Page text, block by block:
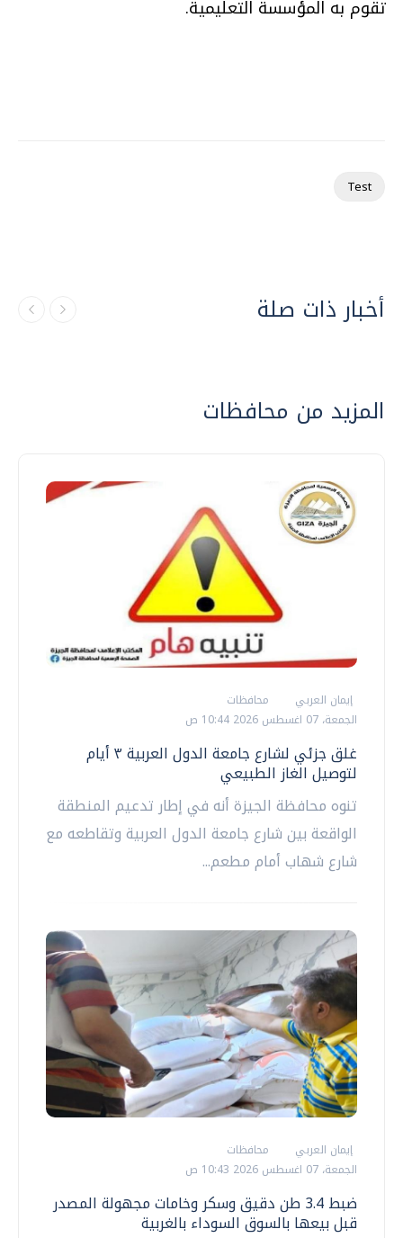
تقوم به المؤسسة التعليمية.
Test
أخبار ذات صلة
المزيد من محافظات
إيمان العربي
محافظات
الجمعة، 07 اغسطس 2026 10:44 ص
غلق جزئي لشارع جامعة الدول العربية ٣ أيام
لتوصيل الغاز الطبيعي
تنوه محافظة الجيزة أنه في إطار تدعيم المنطقة
الواقعة بين شارع جامعة الدول العربية وتقاطعه مع
شارع شهاب أمام مطعم...
إيمان العربي
محافظات
الجمعة، 07 اغسطس 2026 10:43 ص
ضبط 3.4 طن دقيق وسكر وخامات مجهولة المصدر
قبل بيعها بالسوق السوداء بالغربية